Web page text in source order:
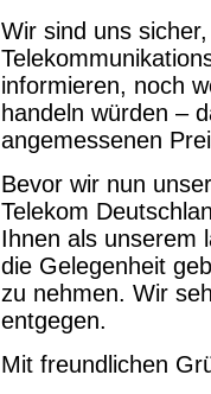
Wir sind uns
informieren, noch
handeln würden –
angemessenen
Bevor wir nun
Telekom
Ihnen als unserem
die Gelegenheit
zu nehmen. Wir
entgegen.
Mit freundlichen